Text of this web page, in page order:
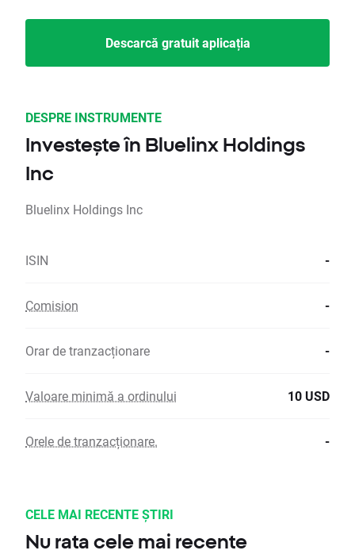
Descarcă gratuit aplicația
DESPRE INSTRUMENTE
Investește în Bluelinx Holdings
Inc
Bluelinx Holdings Inc
ISIN -
Comision -
Orar de tranzacționare -
Valoare minimă a ordinului 10 USD
Orele de tranzacționare. -
CELE MAI RECENTE ȘTIRI
Nu rata cele mai recente